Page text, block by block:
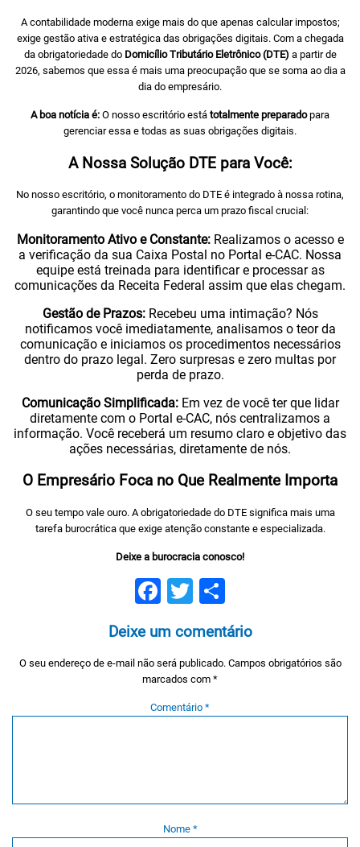
A contabilidade moderna exige mais do que apenas calcular impostos;
exige gestão ativa e estratégica das obrigações digitais. Com a chegada
da obrigatoriedade do Domicílio Tributário Eletrônico (DTE)a partir de
2026, sabemos que essa é mais uma preocupação que se soma ao dia a
dia do empresário.
A boa notícia é: O nosso escritório está totalmente preparadopara
gerenciar essa e todas as suas obrigações digitais.
A Nossa Solução DTE para Você:
No nosso escritório, o monitoramento do DTE é integrado à nossa rotina,
garantindo que você nunca perca um prazo fiscal crucial:
Monitoramento Ativo e Constante:Realizamos o acesso e
a verificação da sua Caixa Postal no Portal e-CAC. Nossa
equipe está treinada para identificar e processar as
comunicações da Receita Federal assim que elas chegam.
Gestão de Prazos:Recebeu uma intimação? Nós
notificamos você imediatamente, analisamos o teor da
comunicação e iniciamos os procedimentos necessários
dentro do prazo legal. Zero surpresas e zero multas por
perda de prazo.
Comunicação Simplificada:Em vez de você ter que lidar
diretamente com o Portal e-CAC, nós centralizamos a
informação. Você receberá um resumo claro e objetivo das
ações necessárias, diretamente de nós.
O Empresário Foca no Que Realmente Importa
O seu tempo vale ouro. A obrigatoriedade do DTE significa mais uma
tarefa burocrática que exige atenção constante e especializada.
Deixe a burocracia conosco!
Facebook
Twitter
Deixe um comentário
O seu endereço de e-mail não será publicado. Campos obrigatórios são
marcados com *
Comentário *
Nome *